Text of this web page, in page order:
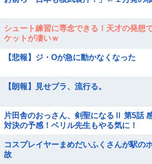
シュート練習に専念できる！天才の発想
ケットが凄いｗ
【悲報】ジ・Oが急に動かなくなった
【朗報】見せブラ、流行る。
片田舎のおっさん、剣聖になるⅡ 第5話
対決の予感！ベリル先生もやる気に！
コスプレイヤーまめだいふくさんが駅の
故